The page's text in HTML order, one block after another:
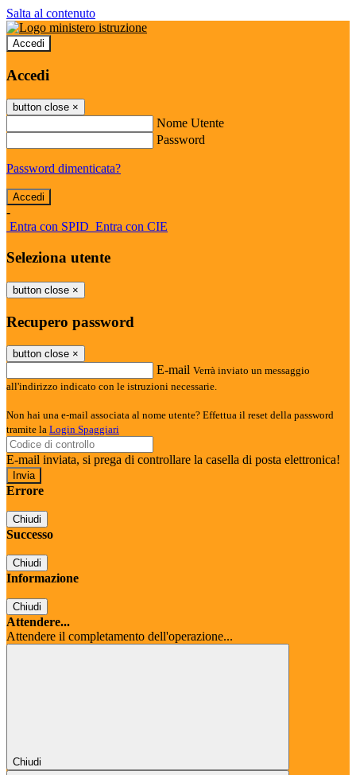
Salta al contenuto
Accedi
Accedi
button close ×
Nome Utente
Password
Password dimenticata?
-
Entra con SPID Entra con CIE
Seleziona utente
button close ×
Recupero password
button close ×
E-mail Verrà inviato un messaggio
all'indirizzo indicato con le istruzioni necessarie.
Non hai una e-mail associata al nome utente? Effettua il reset della password
tramite la Login Spaggiari
E-mail inviata, si prega di controllare la casella di posta elettronica!
Errore
Chiudi
Successo
Chiudi
Informazione
Chiudi
Attendere...
Attendere il completamento dell'operazione...
Chiudi